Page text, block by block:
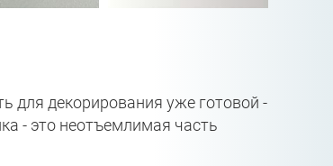
для декорирования уже готовой -
- это неотъемлимая часть